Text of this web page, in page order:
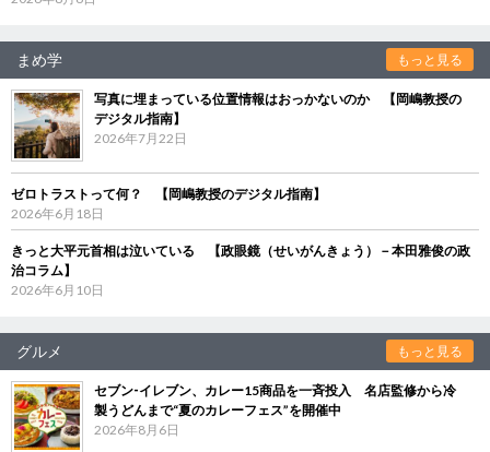
まめ学 もっと見る
写真に埋まっている位置情報はおっかないのか 【岡嶋教授の
デジタル指南】
2026年7月22日
ゼロトラストって何？ 【岡嶋教授のデジタル指南】
2026年6月18日
きっと大平元首相は泣いている 【政眼鏡（せいがんきょう）－本田雅俊の政
治コラム】
2026年6月10日
グルメ もっと見る
セブン‐イレブン、カレー15商品を一斉投入 名店監修から冷
製うどんまで“夏のカレーフェス”を開催中
2026年8月6日